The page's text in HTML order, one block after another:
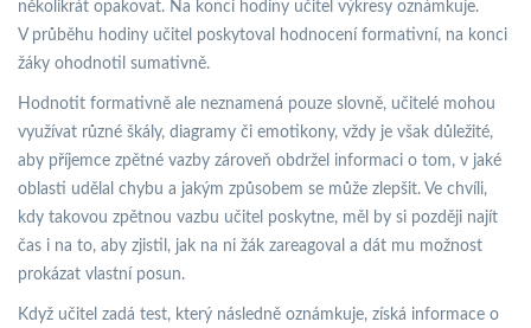
několikrát opakovat. Na konci hodiny učitel výkresy oznámkuje.
V průběhu hodiny učitel poskytoval hodnocení formativní, na konci
žáky ohodnotil sumativně.
Hodnotit formativně ale neznamená pouze slovně, učitelé mohou
využívat různé škály, diagramy či emotikony, vždy je však důležité,
aby příjemce zpětné vazby zároveň obdržel informaci o tom, v jaké
oblasti udělal chybu a jakým způsobem se může zlepšit. Ve chvíli,
kdy takovou zpětnou vazbu učitel poskytne, měl by si později najít
čas i na to, aby zjistil, jak na ni žák zareagoval a dát mu možnost
prokázat vlastní posun.
Když učitel zadá test, který následně oznámkuje, získá informace o